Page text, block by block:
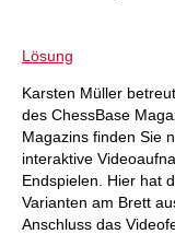
Lösung
Karsten Müller
des ChessBase
Magazins finden Sie
interaktive
Endspielen. Hier hat
Varianten am Brett
Anschluss das